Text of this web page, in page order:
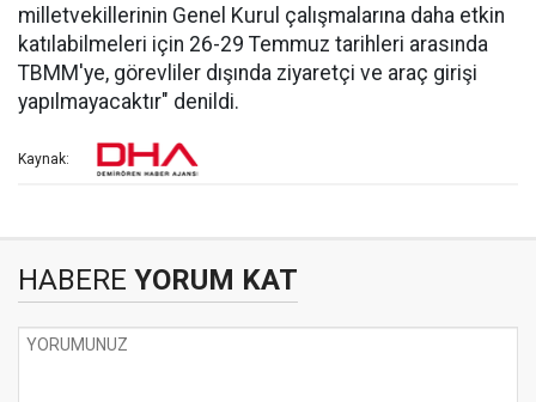
milletvekillerinin Genel Kurul çalışmalarına daha etkin
katılabilmeleri için 26-29 Temmuz tarihleri arasında
TBMM'ye, görevliler dışında ziyaretçi ve araç girişi
yapılmayacaktır" denildi.
Kaynak:
HABERE YORUM KAT